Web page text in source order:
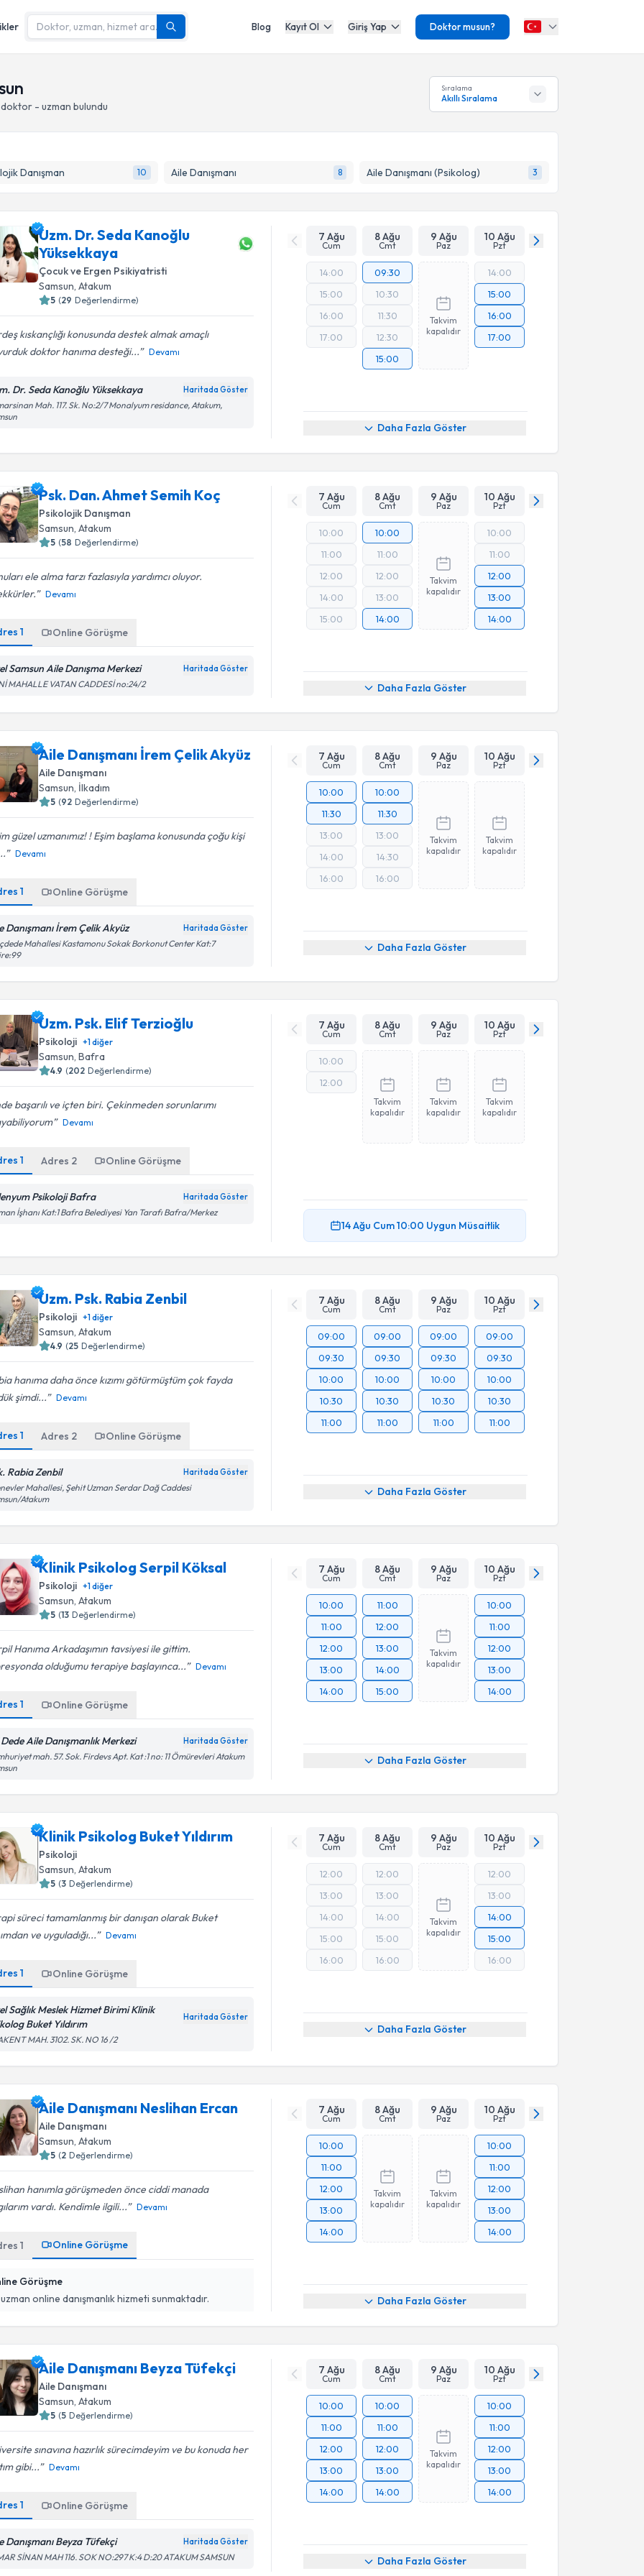
Blog Kayıt Ol Giriş Yap Doktor musun?
- uzman bulundu
Sıralama
Akıllı Sıralama
Danışman 10 Aile Danışmanı 8 Aile Danışmanı (Psikolog) 3
Uzm. Dr. Seda Kanoğlu
Yüksekkaya
Çocuk ve Ergen Psikiyatristi
Samsun, Atakum
5 (29 Değerlendirme)
kıskançlığı konusunda destek almak amaçlı
doktor hanıma desteği...
Devamı
Dr. Seda Kanoğlu Yüksekkaya Haritada Göster
Mah. 117. Sk. No:2/7 Monalyum residance, Atakum,
7 Ağu
Cum
8 Ağu
Cmt
9 Ağu
Paz
10 Ağu
Pzt
14:00
15:00
16:00
17:00
09:30
10:30
11:30
12:30
15:00
Takvim
kapalıdır
14:00
15:00
16:00
17:00
Daha Fazla Göster
Psk. Dan. Ahmet Semih Koç
Psikolojik Danışman
Samsun , Atakum
5 (58 Değerlendirme)
ele alma tarzı fazlasıyla yardımcı oluyor.
Devamı
1 Online Görüşme
Samsun Aile Danışma Merkezi Haritada Göster
MAHALLE VATAN CADDESİ no:24/2
7 Ağu
Cum
8 Ağu
Cmt
9 Ağu
Paz
10 Ağu
Pzt
10:00
11:00
12:00
14:00
15:00
10:00
11:00
12:00
13:00
14:00
Takvim
kapalıdır
10:00
11:00
12:00
13:00
14:00
Daha Fazla Göster
Aile Danışmanı İrem Çelik Akyüz
Aile Danışmanı
Samsun, İlkadım
5 (92 Değerlendirme)
güzel uzmanımız! ! Eşim başlama konusunda çoğu kişi
Devamı
1 Online Görüşme
Danışmanı İrem Çelik Akyüz Haritada Göster
Mahallesi Kastamonu Sokak Borkonut Center Kat:7
7 Ağu
Cum
8 Ağu
Cmt
9 Ağu
Paz
10 Ağu
Pzt
10:00
11:30
13:00
14:00
16:00
10:00
11:30
13:00
14:30
16:00
Takvim
kapalıdır
Takvim
kapalıdır
Daha Fazla Göster
Uzm. Psk. Elif Terzioğlu
Psikoloji +1diğer
Samsun, Bafra
4.9 (202 Değerlendirme)
başarılı ve içten biri. Çekinmeden sorunlarımı
Devamı
1 Adres 2 Online Görüşme
Psikoloji Bafra Haritada Göster
İşhanı Kat:1 Bafra Belediyesi Yan Tarafı Bafra/Merkez
7 Ağu
Cum
8 Ağu
Cmt
9 Ağu
Paz
10 Ağu
Pzt
10:00
12:00
Takvim
kapalıdır
Takvim
kapalıdır
Takvim
kapalıdır
14 Ağu Cum10:00 Uygun Müsaitlik
Uzm. Psk. Rabia Zenbil
Psikoloji +1diğer
Samsun, Atakum
4.9 (25 Değerlendirme)
hanıma daha önce kızımı götürmüştüm çok fayda
şimdi...
Devamı
1 Adres 2 Online Görüşme
Rabia Zenbil Haritada Göster
Mahallesi, Şehit Uzman Serdar Dağ Caddesi
Atakum
7 Ağu
Cum
8 Ağu
Cmt
9 Ağu
Paz
10 Ağu
Pzt
09:00
09:30
10:00
10:30
11:00
09:00
09:30
10:00
10:30
11:00
09:00
09:30
10:00
10:30
11:00
09:00
09:30
10:00
10:30
11:00
Daha Fazla Göster
Klinik Psikolog Serpil Köksal
Psikoloji +1diğer
Samsun, Atakum
5 (13 Değerlendirme)
Hanıma Arkadaşımın tavsiyesi ile gittim.
olduğumu terapiye başlayınca...
Devamı
1 Online Görüşme
Aile Danışmanlık Merkezi Haritada Göster
mah. 57. Sok. Firdevs Apt. Kat :1 no: 11 Ömürevleri Atakum
7 Ağu
Cum
8 Ağu
Cmt
9 Ağu
Paz
10 Ağu
Pzt
10:00
11:00
12:00
13:00
14:00
11:00
12:00
13:00
14:00
15:00
Takvim
kapalıdır
10:00
11:00
12:00
13:00
14:00
Daha Fazla Göster
Klinik Psikolog Buket Yıldırım
Psikoloji
Samsun, Atakum
5 (3 Değerlendirme)
süreci tamamlanmış bir danışan olarak Buket
ve uyguladığı...
Devamı
1 Online Görüşme
Sağlık Meslek Hizmet Birimi Klinik
Buket Yıldırım
Haritada Göster
MAH. 3102. SK. NO 16 /2
7 Ağu
Cum
8 Ağu
Cmt
9 Ağu
Paz
10 Ağu
Pzt
12:00
13:00
14:00
15:00
16:00
12:00
13:00
14:00
15:00
16:00
Takvim
kapalıdır
12:00
13:00
14:00
15:00
16:00
Daha Fazla Göster
Aile Danışmanı Neslihan Ercan
Aile Danışmanı
Samsun, Atakum
5 (2 Değerlendirme)
hanımla görüşmeden önce ciddi manada
vardı. Kendimle ilgili...
Devamı
1 Online Görüşme
Görüşme
online danışmanlık hizmeti sunmaktadır.
7 Ağu
Cum
8 Ağu
Cmt
9 Ağu
Paz
10 Ağu
Pzt
10:00
11:00
12:00
13:00
14:00
Takvim
kapalıdır
Takvim
kapalıdır
10:00
11:00
12:00
13:00
14:00
Daha Fazla Göster
Aile Danışmanı Beyza Tüfekçi
Aile Danışmanı
Samsun, Atakum
5 (5 Değerlendirme)
sınavına hazırlık sürecimdeyim ve bu konuda her
gibi...
Devamı
1 Online Görüşme
Danışmanı Beyza Tüfekçi Haritada Göster
SİNAN MAH 116. SOK NO:297 K:4 D:20 ATAKUM SAMSUN
7 Ağu
Cum
8 Ağu
Cmt
9 Ağu
Paz
10 Ağu
Pzt
10:00
11:00
12:00
13:00
14:00
10:00
11:00
12:00
13:00
14:00
Takvim
kapalıdır
10:00
11:00
12:00
13:00
14:00
Daha Fazla Göster